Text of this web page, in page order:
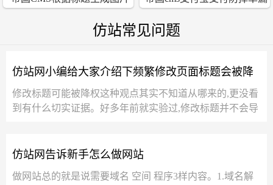
仿站常见问题
仿站网小编给大家介绍下频繁修改页面标题会被降
权吗
修改标题可能被降权这种观点其实不知道从哪来的,更没看
到有什么切实证据。好多年前就实验过,修改标题并不会导
仿站网告诉新手怎么做网站
做网站总的就是说需要域名 空间 程序3样内容。1.域名解